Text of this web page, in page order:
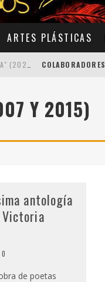
ARTES PLÁSTICAS
COLABORADORES
Y 2015)
antología
0
de poetas